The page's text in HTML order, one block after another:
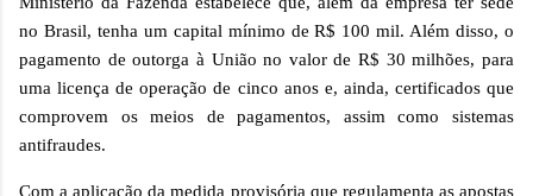
no Brasil, tenha um capital mínimo de R$ 100 mil. Além disso, o
pagamento de outorga à União no valor de R$ 30 milhões, para
uma licença de operação de cinco anos e, ainda, certificados que
comprovem os meios de pagamentos, assim como sistemas
antifraudes.
Com a aplicação da medida provisória que regulamenta as apostas